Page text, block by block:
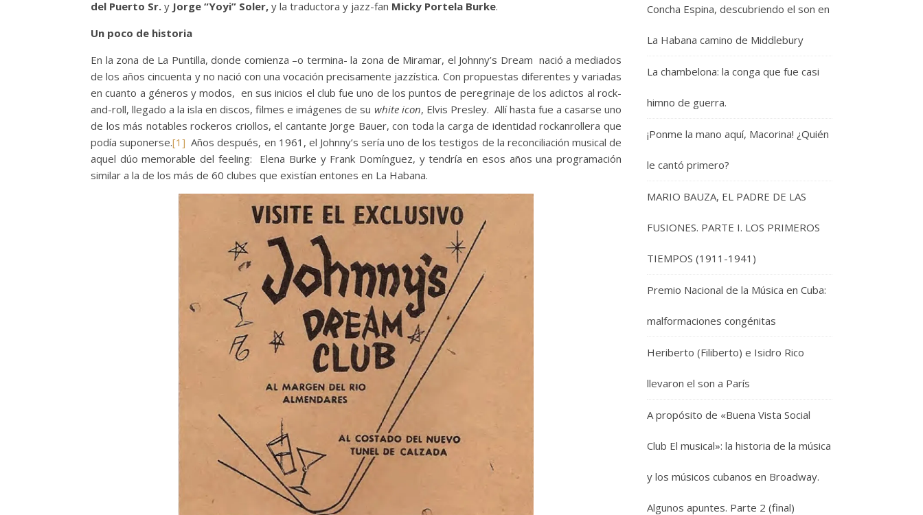
del Puerto Sr. y Jorge “Yoyi” Soler, y la traductora y jazz-fan Micky Portela Burke.
Un poco de historia
En la zona de La Puntilla, donde comienza –o termina- la zona de Miramar, el Johnny’s Dream nació a mediados
de los años cincuenta y no nació con una vocación precisamente jazzística. Con propuestas diferentes y variadas
en cuanto a géneros y modos, en sus inicios el club fue uno de los puntos de peregrinaje de los adictos al rock-
and-roll, llegado a la isla en discos, filmes e imágenes de su white icon, Elvis Presley. Allí hasta fue a casarse uno
de los más notables rockeros criollos, el cantante Jorge Bauer, con toda la carga de identidad rockanrollera que
podía suponerse.[1] Años después, en 1961, el Johnny’s sería uno de los testigos de la reconciliación musical de
aquel dúo memorable del feeling: Elena Burke y Frank Domínguez, y tendría en esos años una programación
similar a la de los más de 60 clubes que existían entones en La Habana.
Concha Espina, descubriendo el son en
La Habana camino de Middlebury
La chambelona: la conga que fue casi
himno de guerra.
¡Ponme la mano aquí, Macorina! ¿Quién
le cantó primero?
MARIO BAUZA, EL PADRE DE LAS
FUSIONES. PARTE I. LOS PRIMEROS
TIEMPOS (1911-1941)
Premio Nacional de la Música en Cuba:
malformaciones congénitas
Heriberto (Filiberto) e Isidro Rico
llevaron el son a París
A propósito de «Buena Vista Social
Club El musical»: la historia de la música
y los músicos cubanos en Broadway.
Algunos apuntes. Parte 2 (final)